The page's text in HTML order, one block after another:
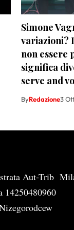
Simone
variazioni?
non essere
significa
serve and
ByRedazione3
Aut-Trib
14250480960